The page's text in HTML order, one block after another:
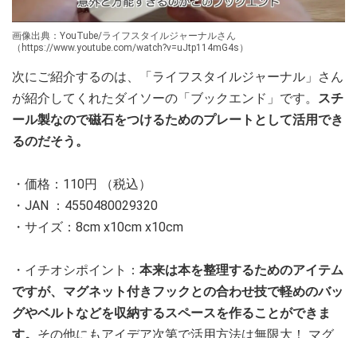
画像出典：YouTube/ライフスタイルジャーナルさん
（https://www.youtube.com/watch?v=uJtp114mG4s）
次にご紹介するのは、「ライフスタイルジャーナル」さん
が紹介してくれたダイソーの「ブックエンド」です。
スチ
ール製なので磁石をつけるためのプレートとして活用でき
るのだそう。
・価格：110円 （税込）
・JAN ：4550480029320
・サイズ：8cm x10cm x10cm
・イチオシポイント： 本来は本を整理するためのアイテム
ですが、マグネット付きフックとの合わせ技で軽めのバッ
グやベルトなどを収納するスペースを作ることができま
す。 その他にもアイデア次第で活用方法は無限大！ マグ